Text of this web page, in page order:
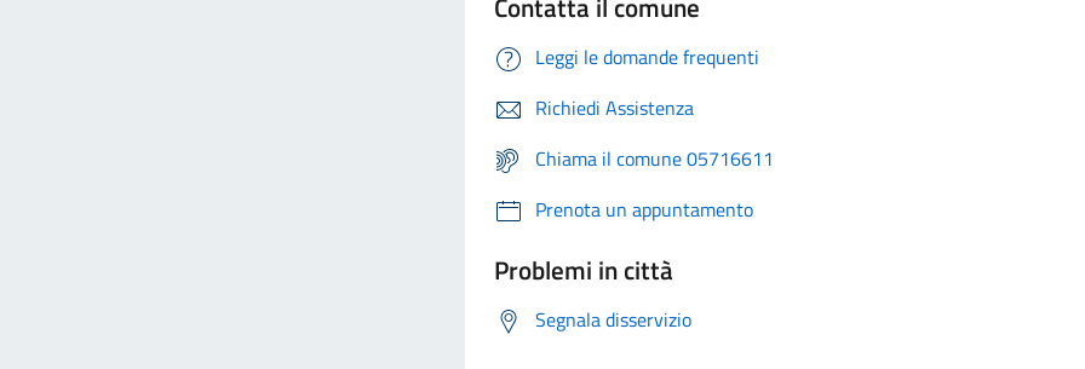
Leggi le domande frequenti
Richiedi Assistenza
Chiama il comune 05716611
Prenota un appuntamento
Problemi in città
Segnala disservizio